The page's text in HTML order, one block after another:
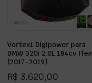
Vortex1 Digipower para
BMW 320i 2.0L 184cv Flex
(2017–2019)
R$ 3.620,00